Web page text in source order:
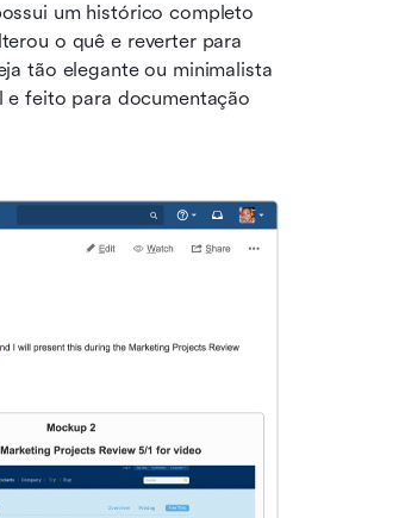
um histórico completo
o quê e reverter para
tão elegante ou minimalista
e feito para documentação